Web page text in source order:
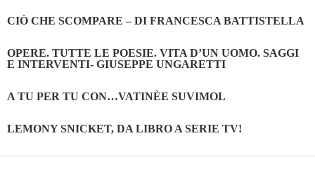
CIÒ CHE SCOMPARE – DI FRANCESCA BATTISTELLA
OPERE. TUTTE LE POESIE. VITA D’UN UOMO. SAGGI
E INTERVENTI- GIUSEPPE UNGARETTI
A TU PER TU CON…VATINÈE SUVIMOL
LEMONY SNICKET, DA LIBRO A SERIE TV!